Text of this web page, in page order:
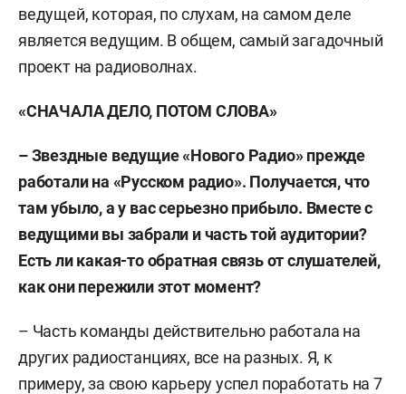
ведущей, которая, по слухам, на самом деле
является ведущим. В общем, самый загадочный
проект на радиоволнах.
«СНАЧАЛА ДЕЛО, ПОТОМ СЛОВА»
– Звездные ведущие «Нового Радио» прежде
работали на «Русском радио». Получается, что
там убыло, а у вас серьезно прибыло. Вместе с
ведущими вы забрали и часть той аудитории?
Есть ли какая-то обратная связь от слушателей,
как они пережили этот момент?
– Часть команды действительно работала на
других радиостанциях, все на разных. Я, к
примеру, за свою карьеру успел поработать на 7